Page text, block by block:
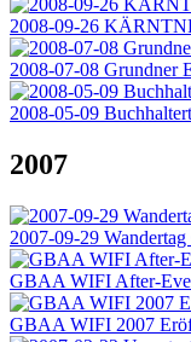
2008-09-26
2008-07-08 Grundner
2008-05-09
2007
2007-09-29
GBAA WIFI After-
GBAA WIFI 2007